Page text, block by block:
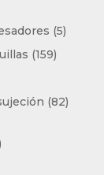
55
159159
8282